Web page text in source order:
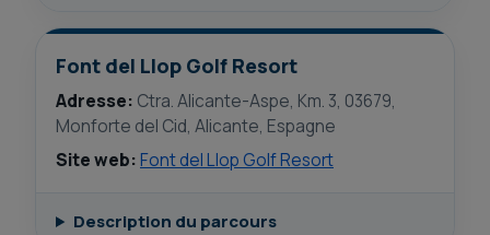
Font del Llop Golf Resort
Adresse: Ctra. Alicante-Aspe, Km. 3, 03679,
Monforte del Cid, Alicante, Espagne
Site web:Font del Llop Golf Resort
Description du parcours